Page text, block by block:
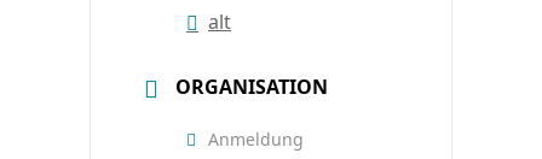
alt
ORGANISATION
Anmeldung